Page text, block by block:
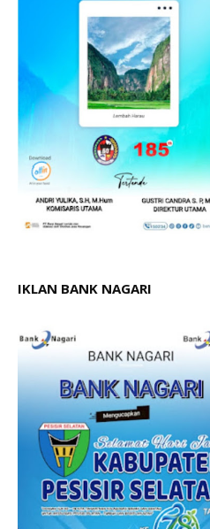
IKLAN BANK NAGARI